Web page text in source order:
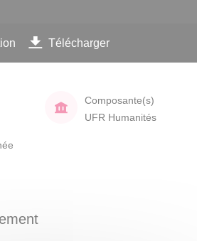
Télécharger
Composante(s)
UFR Humanités